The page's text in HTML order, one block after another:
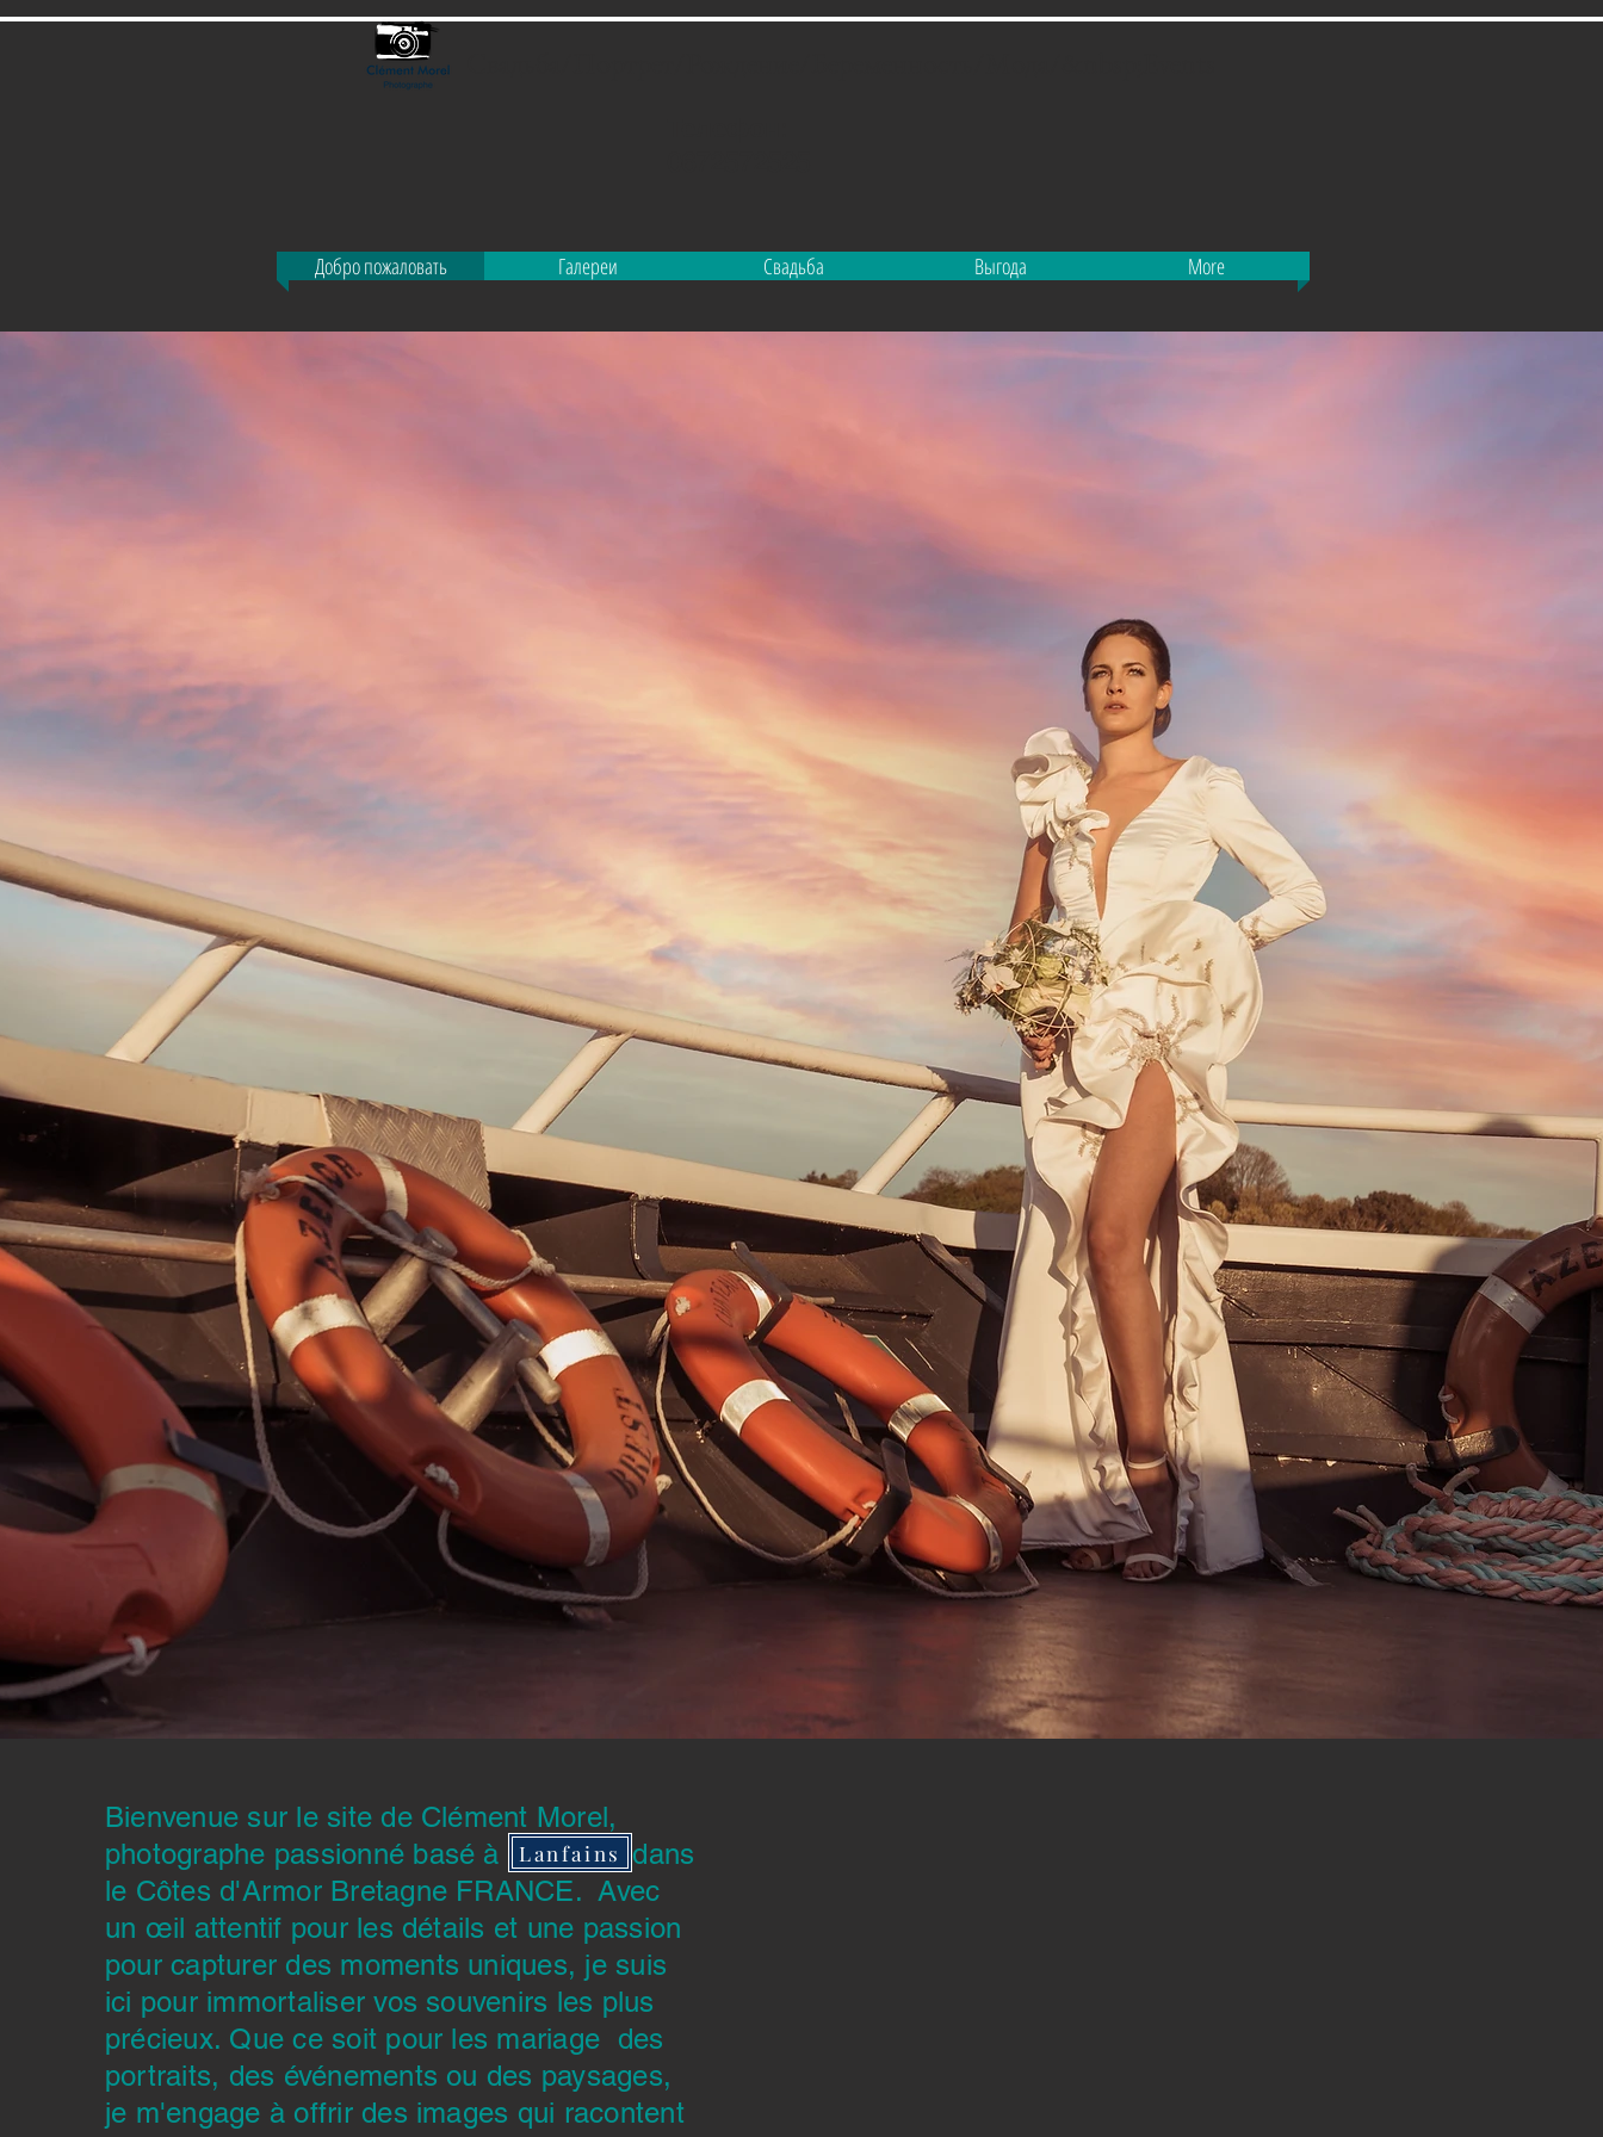
Добро пожаловать Галереи Свадьба Выгода More
Bienvenue sur le site de Clément Morel,
photographe passionné basé à Lanfains dans
le Côtes d'Armor Bretagne FRANCE. Avec
un œil attentif pour les détails et une passion
pour capturer des moments uniques, je suis
ici pour immortaliser vos souvenirs les plus
précieux. Que ce soit pour les mariage des
portraits, des événements ou des paysages,
je m'engage à offrir des images qui racontent
Lanfains